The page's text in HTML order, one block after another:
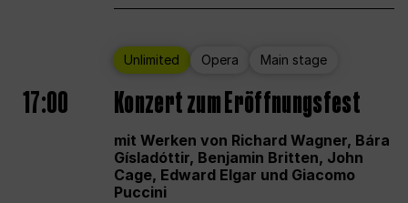
Unlimited Opera Main stage
17:00 Konzert zum Eröffnungsfest
mit Werken von Richard Wagner, Bára
Gísladóttir, Benjamin Britten, John
Cage, Edward Elgar und Giacomo
Puccini